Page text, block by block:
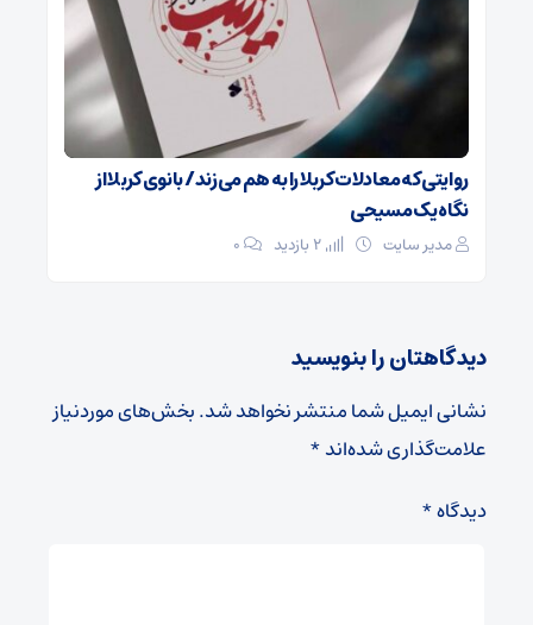
روایتی که معادلات کربلا را به هم می‌زند/ بانوی کربلا از
نگاه یک مسیحی
مدیر سایت ۰
دیدگاهتان را بنویسید
نشانی ایمیل شما منتشر نخواهد شد.بخش‌های موردنیاز
علامت‌گذاری شده‌اند*
دیدگاه*